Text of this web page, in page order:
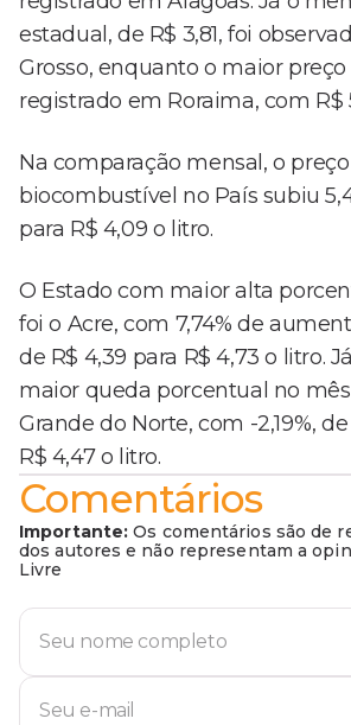
estadual, de R$ 3,81, foi
Grosso, enquanto o maior
registrado em Roraima, com R$
Na comparação mensal, o
biocombustível no País subiu
para R$ 4,09 o litro.
O Estado com maior alta
foi o Acre, com 7,74% de
de R$ 4,39 para R$ 4,73 o litro.
maior queda porcentual no
Grande do Norte, com -2,19%,
R$ 4,47 o litro.
Comentários
Importante: Os comentários são de
dos autores e não representam a
Livre